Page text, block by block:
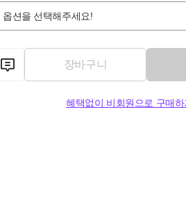
옵션을 선택해주세요!
장바구니
혜택없이 비회원으로 구매하